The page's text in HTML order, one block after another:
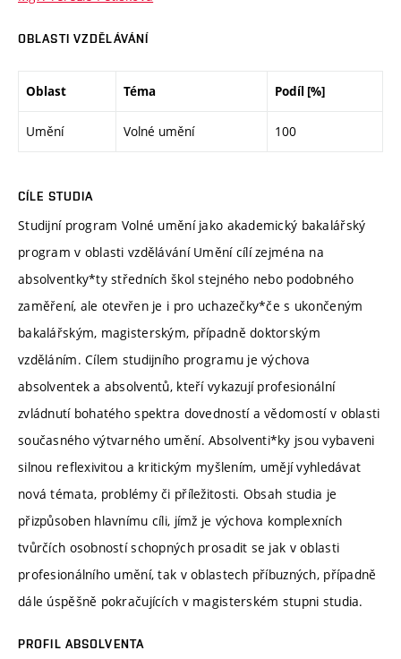
OBLASTI VZDĚLÁVÁNÍ
Oblast Téma Podíl [%]
Umění Volné umění 100
CÍLE STUDIA
Studijní program Volné umění jako akademický bakalářský
program v oblasti vzdělávání Umění cílí zejména na
absolventky*ty středních škol stejného nebo podobného
zaměření, ale otevřen je i pro uchazečky*če s ukončeným
bakalářským, magisterským, případně doktorským
vzděláním. Cílem studijního programu je výchova
absolventek a absolventů, kteří vykazují profesionální
zvládnutí bohatého spektra dovedností a vědomostí v oblasti
současného výtvarného umění. Absolventi*ky jsou vybaveni
silnou reflexivitou a kritickým myšlením, umějí vyhledávat
nová témata, problémy či příležitosti. Obsah studia je
přizpůsoben hlavnímu cíli, jímž je výchova komplexních
tvůrčích osobností schopných prosadit se jak v oblasti
profesionálního umění, tak v oblastech příbuzných, případně
dále úspěšně pokračujících v magisterském stupni studia.
PROFIL ABSOLVENTA